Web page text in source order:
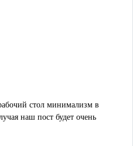
стол минимализм в
наш пост будет очень